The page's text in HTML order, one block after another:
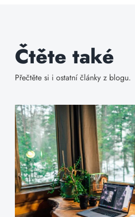
Čtěte také
Přečtěte si i ostatní články z blogu.